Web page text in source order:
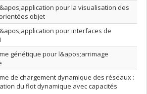
pour la visualisation des
objet
pour interfaces de
génétique pour l&apos;arrimage
de chargement dynamique des réseaux :
du flot dynamique avec capacités